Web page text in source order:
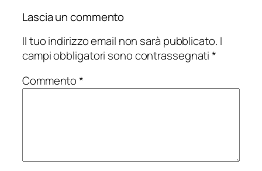
Lascia un commento
Il tuo indirizzo email non sarà pubblicato. I
campi obbligatori sono contrassegnati*
Commento*